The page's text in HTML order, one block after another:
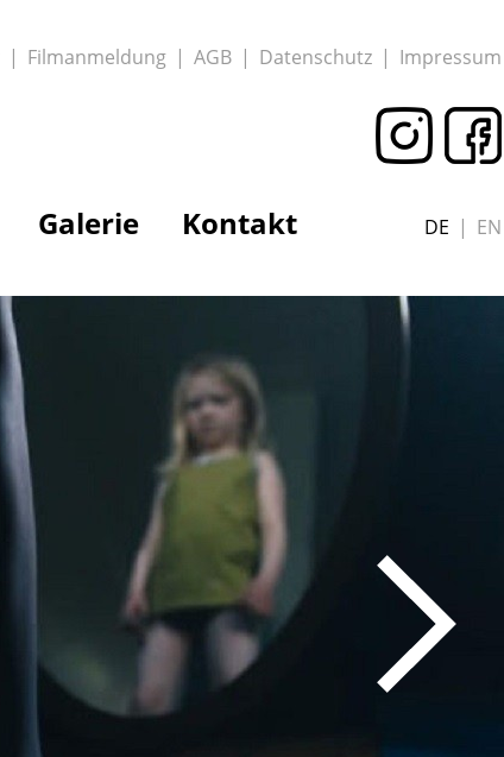
Filmanmeldung AGB Datenschutz Impressum
Galerie Kontakt DE EN